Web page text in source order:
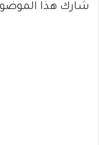
شارك هذا